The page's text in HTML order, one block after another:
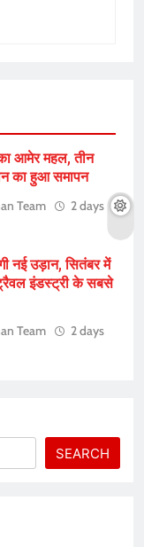
आमेर महल, तीन
का हुआ समापन
Team
2 days
नई उड़ान, सितंबर में
इंडस्ट्री के सबसे
Team
2 days
SEARCH